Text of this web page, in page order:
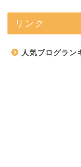
リンク
人気ブログラン